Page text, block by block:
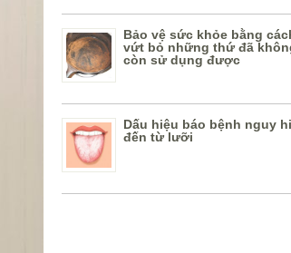
Bảo vệ sức khỏe bằng
vứt bỏ những thứ đã
còn sử dụng được
Dấu hiệu báo bệnh nguy
đến từ lưỡi